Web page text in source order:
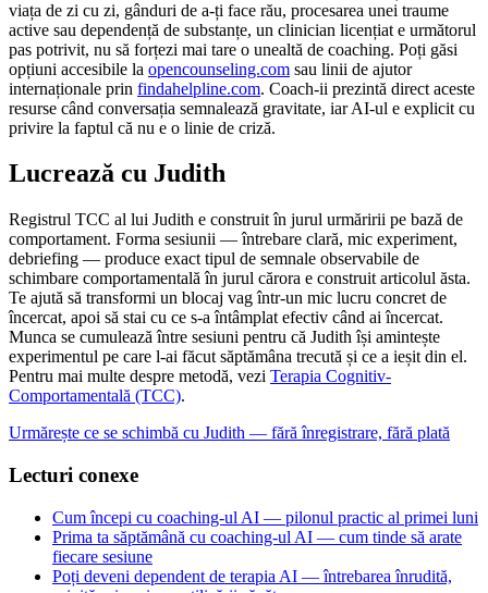
viața de zi cu zi, gânduri de a-ți face rău, procesarea unei traume
active sau dependență de substanțe, un clinician licențiat e următorul
pas potrivit, nu să forțezi mai tare o unealtă de coaching. Poți găsi
opțiuni accesibile la opencounseling.com sau linii de ajutor
internaționale prin findahelpline.com. Coach-ii prezintă direct aceste
resurse când conversația semnalează gravitate, iar AI-ul e explicit cu
privire la faptul că nu e o linie de criză.
Lucrează cu Judith
Registrul TCC al lui Judith e construit în jurul urmăririi pe bază de
comportament. Forma sesiunii — întrebare clară, mic experiment,
debriefing — produce exact tipul de semnale observabile de
schimbare comportamentală în jurul cărora e construit articolul ăsta.
Te ajută să transformi un blocaj vag într-un mic lucru concret de
încercat, apoi să stai cu ce s-a întâmplat efectiv când ai încercat.
Munca se cumulează între sesiuni pentru că Judith își amintește
experimentul pe care l-ai făcut săptămâna trecută și ce a ieșit din el.
Pentru mai multe despre metodă, vezi Terapia Cognitiv-
Comportamentală (TCC).
Urmărește ce se schimbă cu Judith — fără înregistrare, fără plată
Lecturi conexe
Cum începi cu coaching-ul AI — pilonul practic al primei luni
Prima ta săptămână cu coaching-ul AI — cum tinde să arate
fiecare sesiune
Poți deveni dependent de terapia AI — întrebarea înrudită,